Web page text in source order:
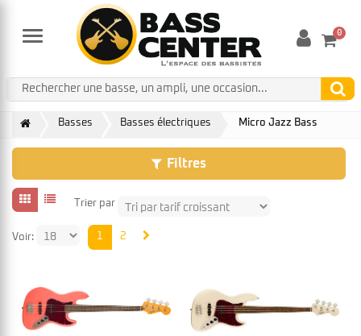
Menu 0
Basses Basses électriques Micro Jazz Bass
Filtres
Trier par
Voir: 2